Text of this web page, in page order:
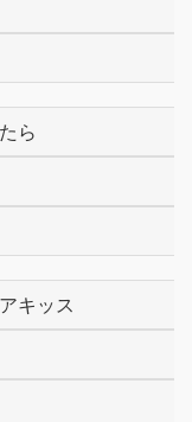
ら
キッス